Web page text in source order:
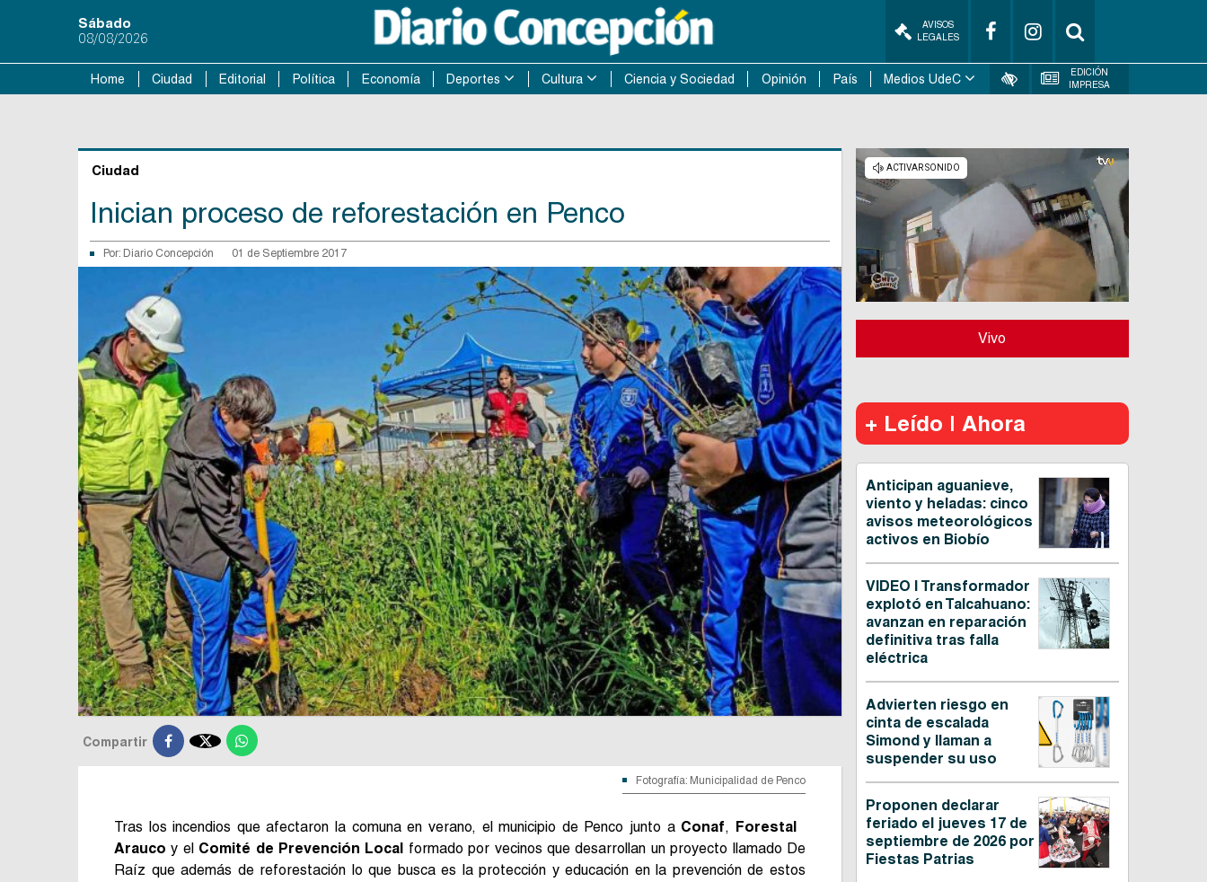
Sábado
08/08/2026
AVISOS
LEGALES
Home Ciudad Editorial Política Economía Deportes Cultura Ciencia y Sociedad Opinión País Medios UdeC
EDICIÓN
IMPRESA
Ciudad
Inician proceso de reforestación en Penco
Por: Diario Concepción 01 de Septiembre 2017
Compartir 
Fotografía: Municipalidad de Penco
Tras los incendios que afectaron la comuna en verano, el municipio de Penco junto a Conaf, Forestal
Arauco y el Comité de Prevención Local formado por vecinos que desarrollan un proyecto llamado De
Raíz que además de reforestación lo que busca es la protección y educación en la prevención de estos
Vivo
+ Leído | Ahora
Anticipan aguanieve,
viento y heladas: cinco
avisos meteorológicos
activos en Biobío
VIDEO | Transformador
explotó en Talcahuano:
avanzan en reparación
definitiva tras falla
eléctrica
Advierten riesgo en
cinta de escalada
Simond y llaman a
suspender su uso
Proponen declarar
feriado el jueves 17 de
septiembre de 2026 por
Fiestas Patrias